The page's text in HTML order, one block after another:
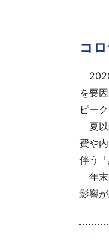
コ
を要
ピー
夏以
費や
伴う
年末
影響